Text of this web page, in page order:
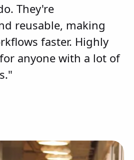
They're
reusable, making
faster. Highly
anyone with a lot of